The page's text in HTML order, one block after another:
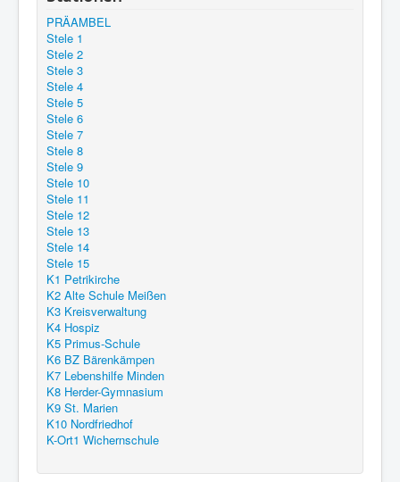
PRÄAMBEL
Stele 1
Stele 2
Stele 3
Stele 4
Stele 5
Stele 6
Stele 7
Stele 8
Stele 9
Stele 10
Stele 11
Stele 12
Stele 13
Stele 14
Stele 15
K1 Petrikirche
K2 Alte Schule Meißen
K3 Kreisverwaltung
K4 Hospiz
K5 Primus-Schule
K6 BZ Bärenkämpen
K7 Lebenshilfe Minden
K8 Herder-Gymnasium
K9 St. Marien
K10 Nordfriedhof
K-Ort1 Wichernschule